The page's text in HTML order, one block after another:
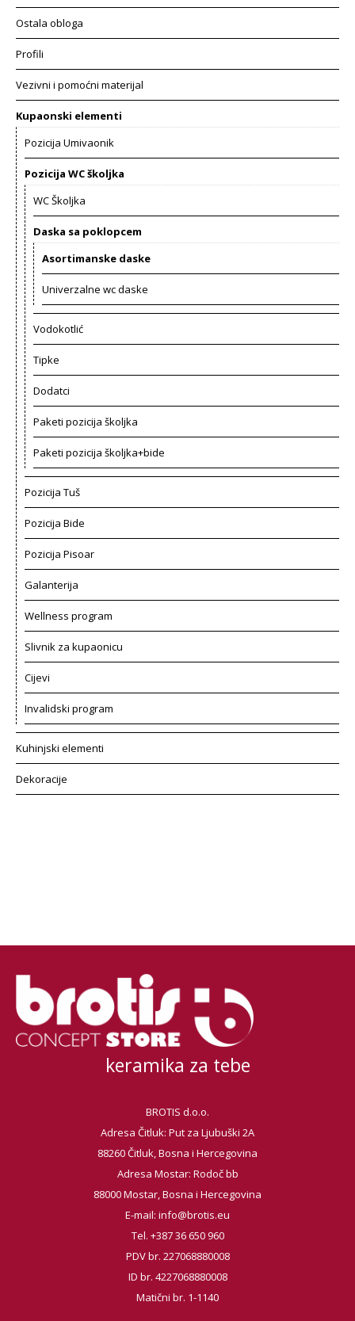
Ostala obloga
Profili
Vezivni i pomoćni materijal
Kupaonski elementi
Pozicija Umivaonik
Pozicija WC školjka
WC Školjka
Daska sa poklopcem
Asortimanske daske
Univerzalne wc daske
Vodokotlić
Tipke
Dodatci
Paketi pozicija školjka
Paketi pozicija školjka+bide
Pozicija Tuš
Pozicija Bide
Pozicija Pisoar
Galanterija
Wellness program
Slivnik za kupaonicu
Cijevi
Invalidski program
Kuhinjski elementi
Dekoracije
keramika za tebe
BROTIS d.o.o.
Adresa Čitluk: Put za Ljubuški 2A
88260 Čitluk, Bosna i Hercegovina
Adresa Mostar: Rodoč bb
88000 Mostar, Bosna i Hercegovina
E-mail: info@brotis.eu
Tel. +387 36 650 960
PDV br. 227068880008
ID br. 4227068880008
Matični br. 1-1140